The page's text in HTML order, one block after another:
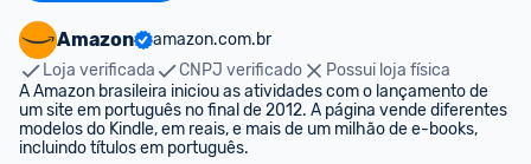
Amazon
amazon.com.br
Loja verificada
CNPJ verificado
Possui loja física
A Amazon brasileira iniciou as atividades com o lançamento de
um site em português no final de 2012. A página vende diferentes
modelos do Kindle, em reais, e mais de um milhão de e-books,
incluindo títulos em português.